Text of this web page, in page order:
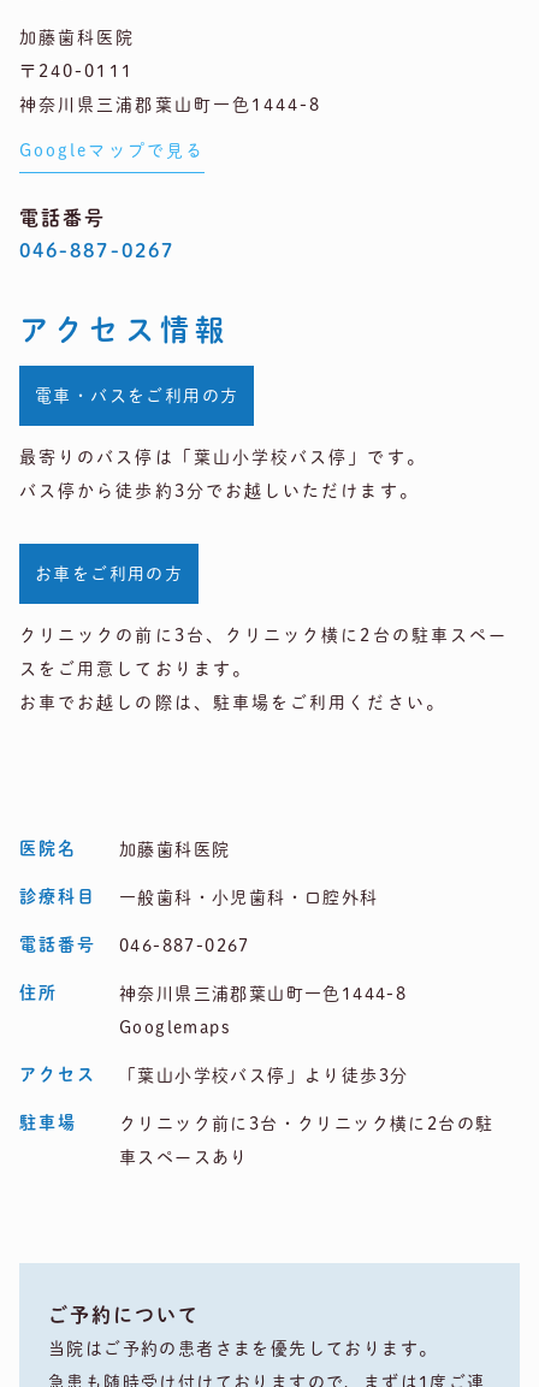
加藤歯科医院
〒240-0111
神奈川県三浦郡葉山町一色1444-8
Googleマップで見る
電話番号
046-887-0267
アクセス情報
電車・バスをご利用の方
最寄りのバス停は「葉山小学校バス停」です。
バス停から徒歩約3分でお越しいただけます。
お車をご利用の方
クリニックの前に3台、クリニック横に2台の駐車スペー
スをご用意しております。
お車でお越しの際は、駐車場をご利用ください。
医院名 加藤歯科医院
診療科目 一般歯科・小児歯科・口腔外科
電話番号 046-887-0267
住所
神奈川県三浦郡葉山町一色1444-8
Googlemaps
アクセス 「葉山小学校バス停」より徒歩3分
駐車場
クリニック前に3台・クリニック横に2台の駐
車スペースあり
ご予約について
当院はご予約の患者さまを優先しております。
急患も随時受け付けておりますので、まずは1度ご連